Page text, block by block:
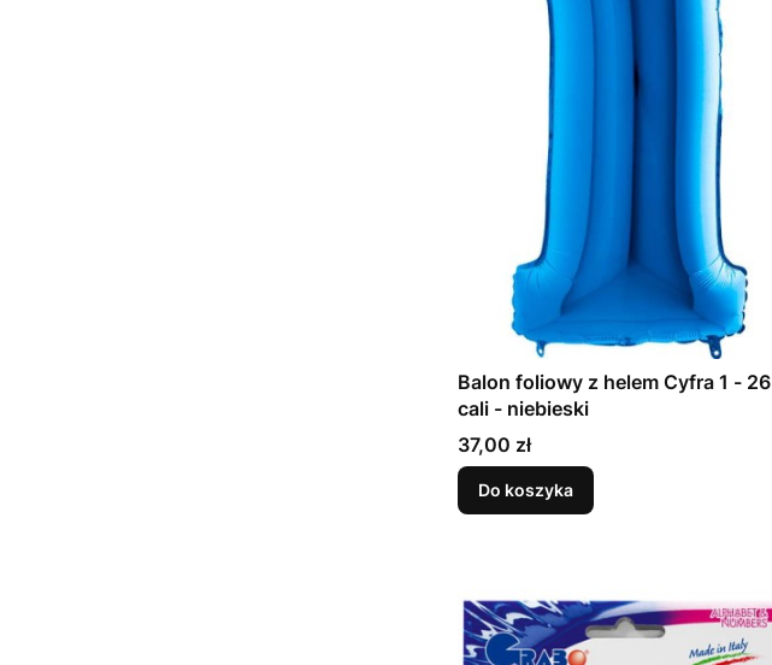
Balon foliowy z helem Cyfra 1 - 26
cali - niebieski
Cena
37,00 zł
Do koszyka